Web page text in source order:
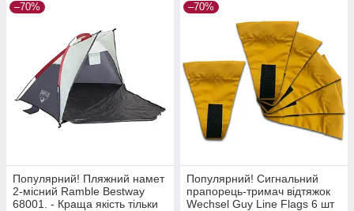
–70%
Популярний! Пляжний намет
2-місний Ramble Bestway
68001. - Краща якість тільки
–70%
Популярний! Сигнальний
прапорець-тримач відтяжок
Wechsel Guy Line Flags 6 шт